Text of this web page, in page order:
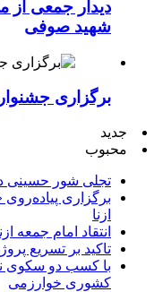
دیدار جمعی از
شهید صوفی
برگزاری
جدید
محبوب
تجلی شور حسینی
برگزاری
ازنا
انتقاد امام جمعه
تاکید بر تسریع
با کسب دو سکوی
کشوری خوارزمی